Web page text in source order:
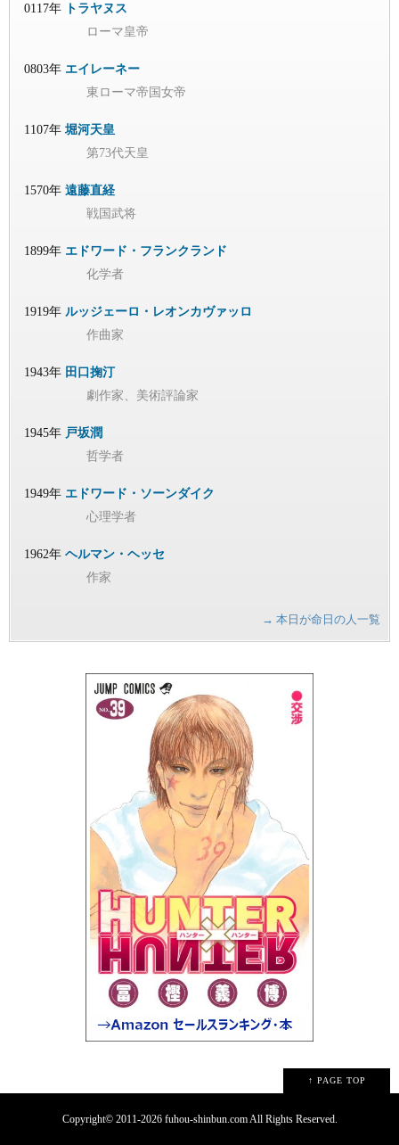
0117年 トラヤヌス
ローマ皇帝
0803年 エイレーネー
東ローマ帝国女帝
1107年 堀河天皇
第73代天皇
1570年 遠藤直経
戦国武将
1899年 エドワード・フランクランド
化学者
1919年 ルッジェーロ・レオンカヴァッロ
作曲家
1943年 田口掬汀
劇作家、美術評論家
1945年 戸坂潤
哲学者
1949年 エドワード・ソーンダイク
心理学者
1962年 ヘルマン・ヘッセ
作家
→ 本日が命日の人一覧
↑ PAGE TOP
Copyright© 2011-2026 fuhou-shinbun.com All Rights Reserved.